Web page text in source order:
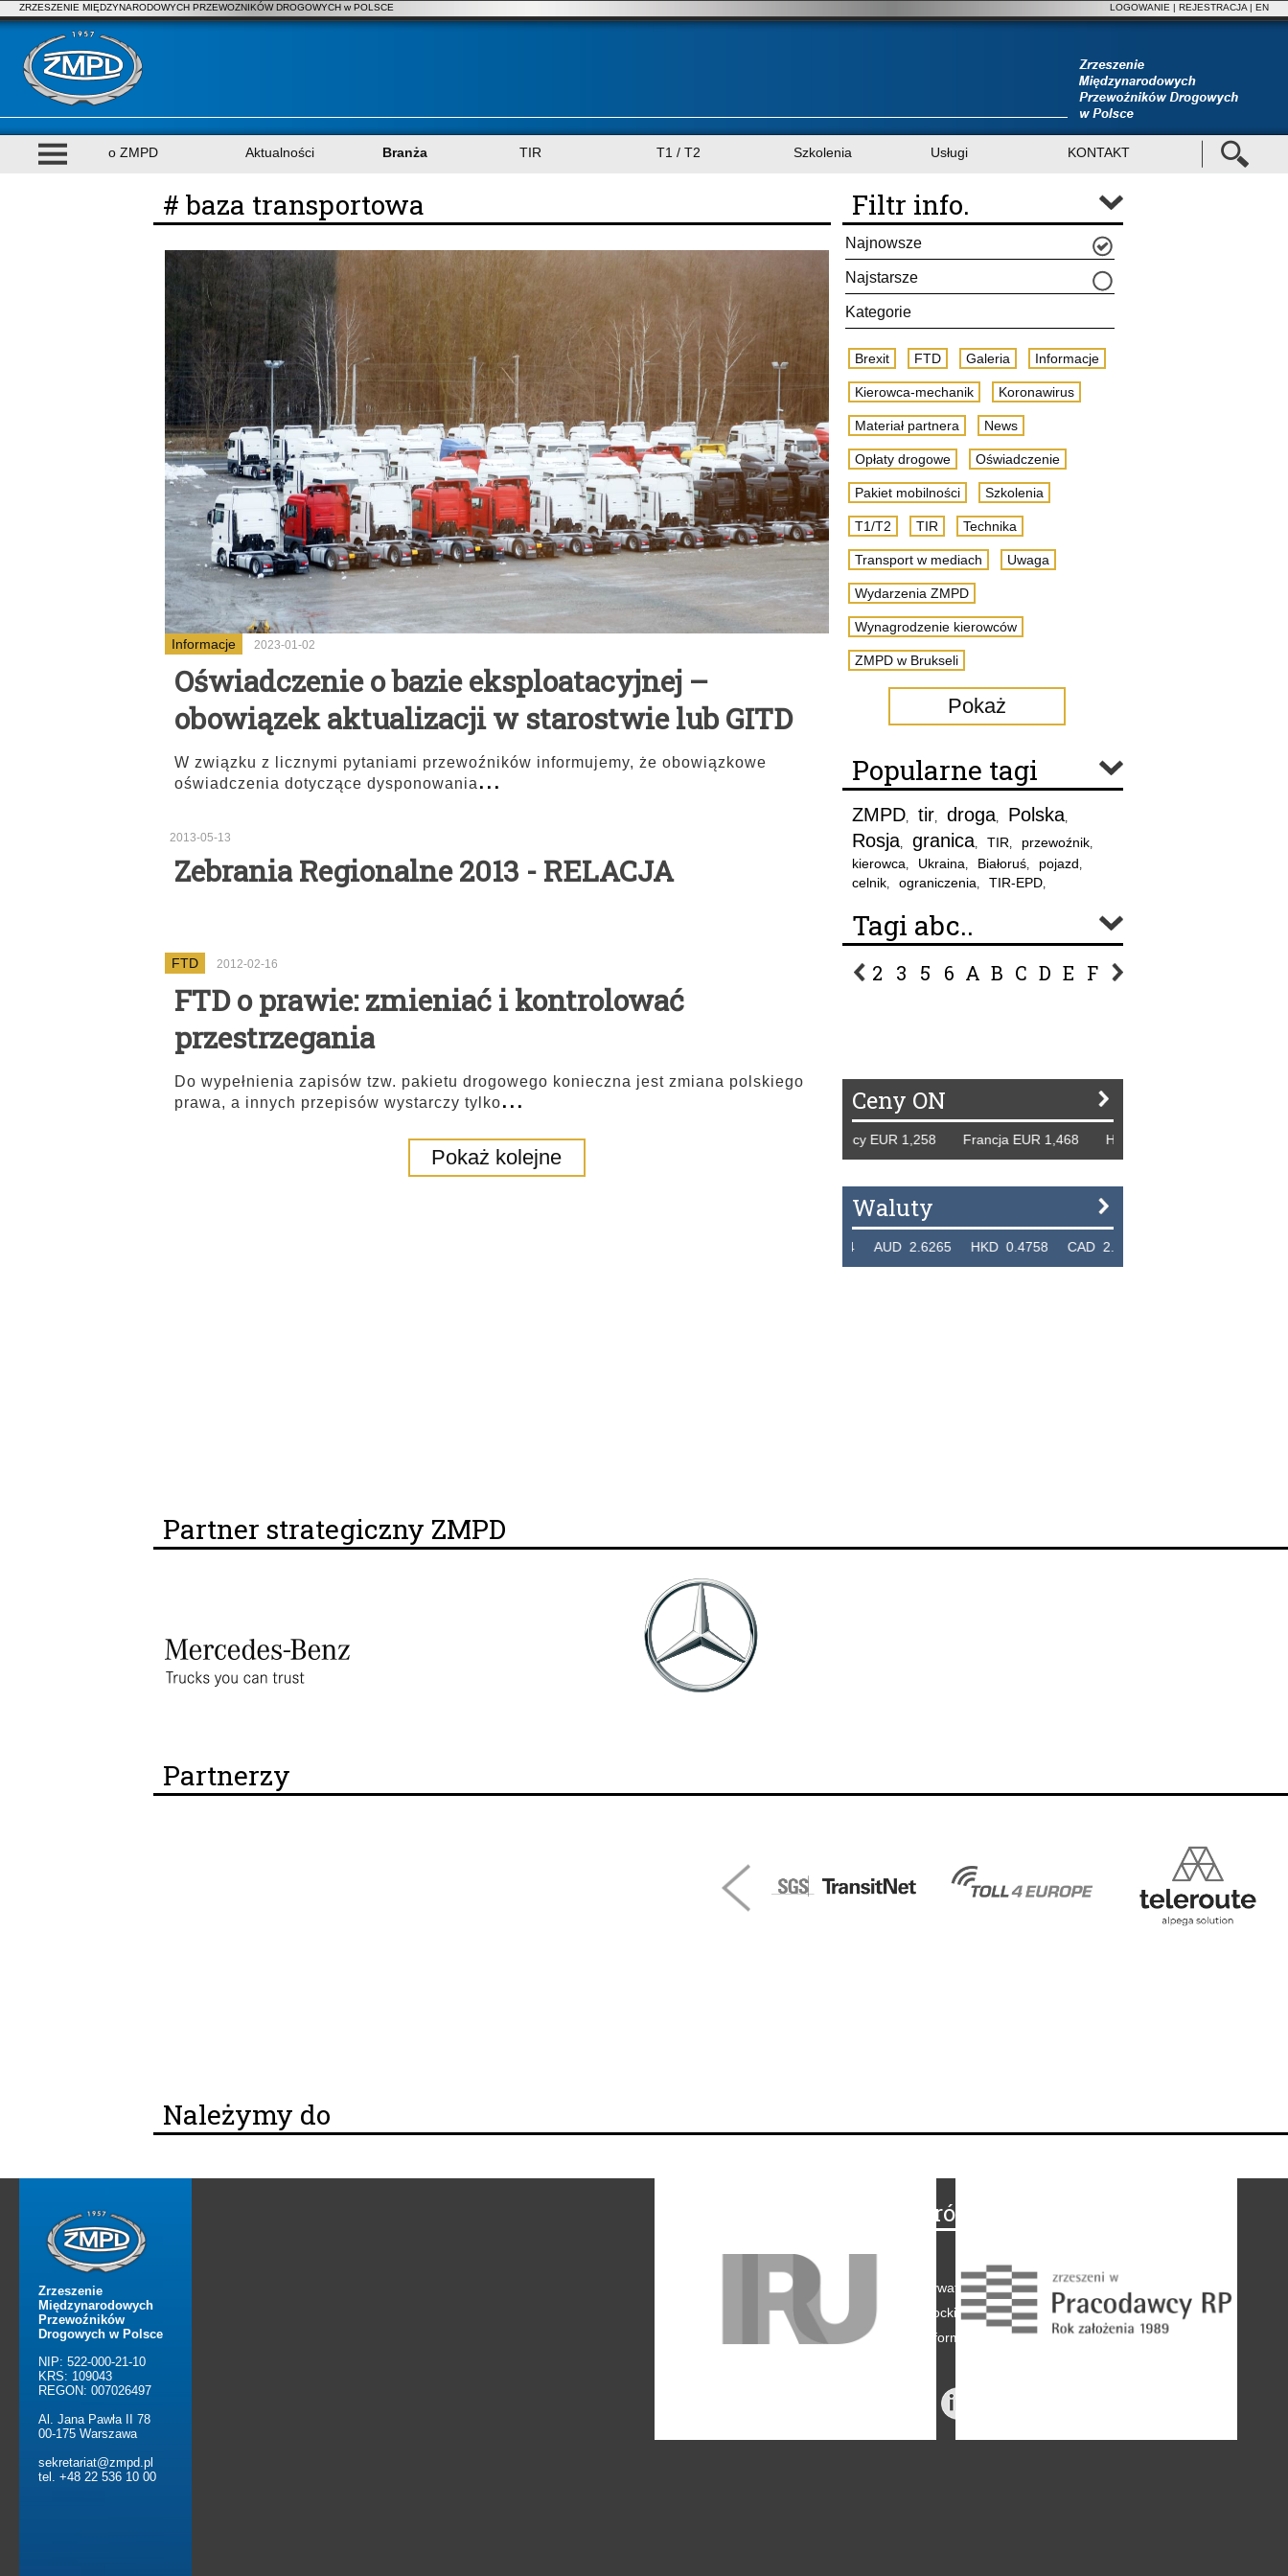
ZRZESZENIE MIĘDZYNARODOWYCH PRZEWOZNIKÓW DROGOWYCH w POLSCE LOGOWANIE | REJESTRACJA | EN
o ZMPD Aktualności Branża TIR T1 / T2 Szkolenia Usługi KONTAKT
# baza transportowa
Informacje 2023-01-02
Oświadczenie o bazie eksploatacyjnej –
obowiązek aktualizacji w starostwie lub GITD
W związku z licznymi pytaniami przewoźników informujemy, że obowiązkowe
oświadczenia dotyczące dysponowania...
2013-05-13
Zebrania Regionalne 2013 - RELACJA
FTD 2012-02-16
FTD o prawie: zmieniać i kontrolować
przestrzegania
Do wypełnienia zapisów tzw. pakietu drogowego konieczna jest zmiana polskiego
prawa, a innych przepisów wystarczy tylko...
Pokaż kolejne
Filtr info.
Najnowsze
Najstarsze
Kategorie
Brexit FTD Galeria Informacje
Kierowca-mechanik Koronawirus
Materiał partnera News
Opłaty drogowe Oświadczenie
Pakiet mobilności Szkolenia
T1/T2 TIR Technika
Transport w mediach Uwaga
Wydarzenia ZMPD
Wynagrodzenie kierowców
ZMPD w Brukseli
Pokaż
Popularne tagi
ZMPD, tir, droga, Polska,
Rosja, granica, TIR, przewoźnik,
kierowca, Ukraina, Białoruś, pojazd,
celnik, ograniczenia, TIR-EPD,
Tagi abc..
2 3 5 6 A B C D E F G
Ceny ON
Tydzień 42/2019 r. Niemcy EUR 1,258 Francja EUR 1,468 Hiszpania EUR 1,229 WB
Waluty
THB 0.1129 USD 3.7324 AUD 2.6265 HKD 0.4758 CAD 2.6618 NZD 2.1914 SGD
Partner strategiczny ZMPD
Partnerzy
Należymy do
Zrzeszenie
Międzynarodowych
Przewoźników
Drogowych w Polsce
NIP: 522-000-21-10
KRS: 109043
REGON: 007026497
Al. Jana Pawła II 78
00-175 Warszawa
sekretariat@zmpd.pl
tel. +48 22 536 10 00
Na skróty
Polityka prywatności
Polityka coockies
-Klauzule informacyjne